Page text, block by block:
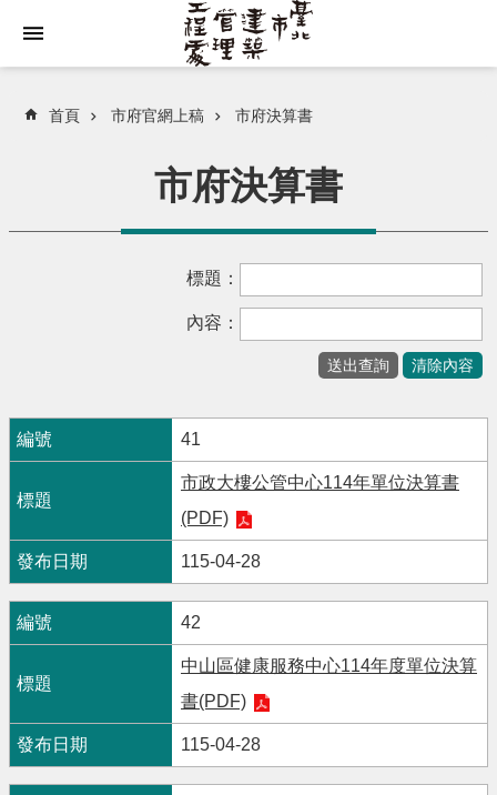
首頁 市府官網上稿 市府決算書
市府決算書
標題：
內容：
41
市政大樓公管中心114年單位決算書
(PDF)
115-04-28
42
中山區健康服務中心114年度單位決算
書(PDF)
115-04-28